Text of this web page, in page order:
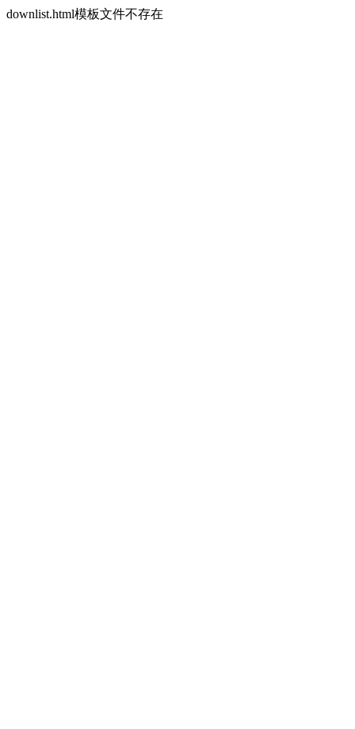
downlist.html模板文件不存在